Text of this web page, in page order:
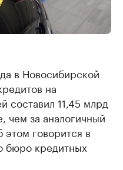
в Новосибирской
на
составил 11,45 млрд
чем за аналогичный
говорится в
бюро кредитных